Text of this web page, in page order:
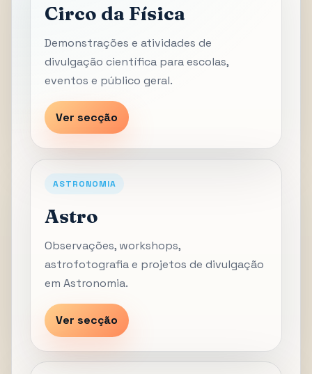
Circo da Física
Demonstrações e atividades de
divulgação científica para escolas,
eventos e público geral.
Ver secção
ASTRONOMIA
Astro
Observações, workshops,
astrofotografia e projetos de divulgação
em Astronomia.
Ver secção